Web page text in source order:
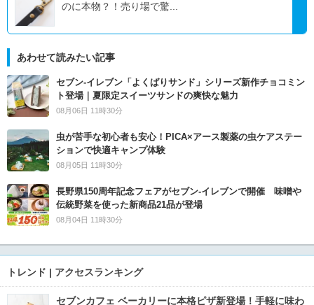
のに本物？！売り場で驚...
あわせて読みたい記事
セブン‐イレブン「よくばりサンド」シリーズ新作チョコミン
ト登場｜夏限定スイーツサンドの爽快な魅力
08月06日 11時30分
虫が苦手な初心者も安心！PICA×アース製薬の虫ケアステー
ションで快適キャンプ体験
08月05日 11時30分
長野県150周年記念フェアがセブン-イレブンで開催 味噌や
伝統野菜を使った新商品21品が登場
08月04日 11時30分
トレンド | アクセスランキング
セブンカフェ ベーカリーに本格ピザ新登場！手軽に味わ